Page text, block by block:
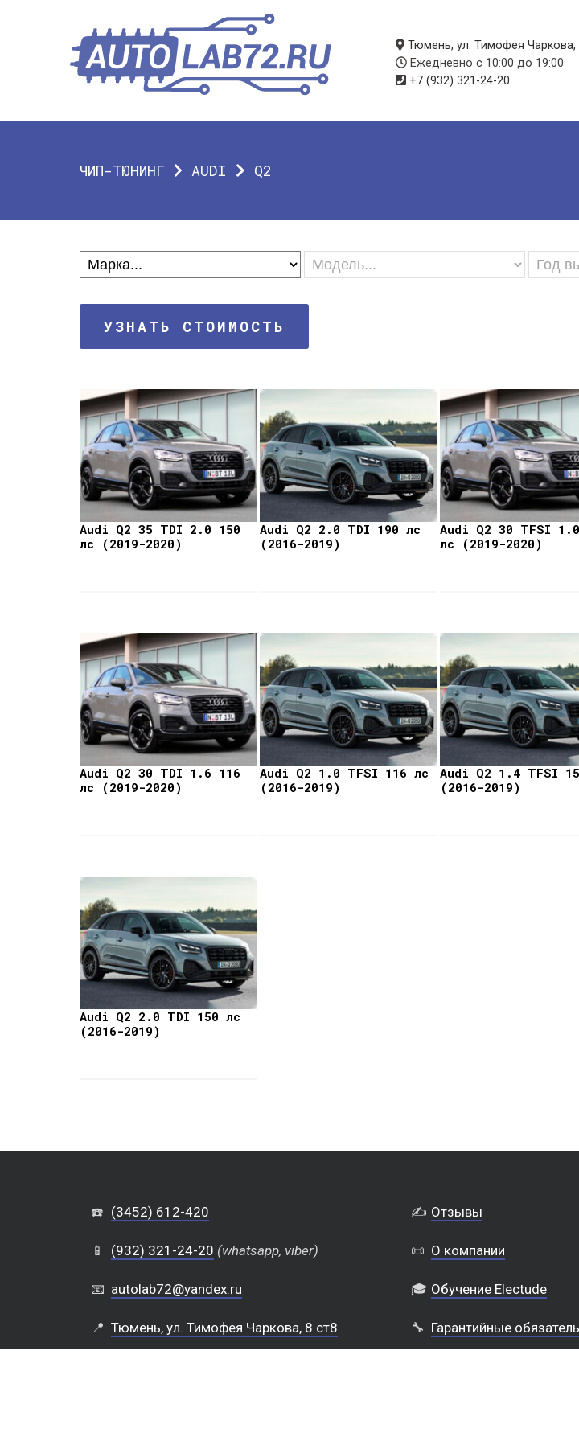
Тюмень, ул. Тимофея Чаркова,
Ежедневно с 10:00 до 19:00
+7 (932) 321-24-20
ЧИП-ТЮНИНГ AUDI Q2
УЗНАТЬ СТОИМОСТЬ
Audi Q2 35 TDI 2.0 150
лс (2019-2020)
Audi Q2 2.0 TDI 190 лс
(2016-2019)
Audi Q2 30 TFSI
лс (2019-2020)
Audi Q2 30 TDI 1.6 116
лс (2019-2020)
Audi Q2 1.0 TFSI 116 лс
(2016-2019)
Audi Q2 1.4 TFSI
(2016-2019)
Audi Q2 2.0 TDI 150 лс
(2016-2019)
☎️ (3452) 612-420
📱 (932) 321-24-20 (whatsapp, viber)
📧 autolab72@yandex.ru
📍 Тюмень, ул. Тимофея Чаркова, 8 ст8
✍️ Отзывы
📜 О компании
🎓 Обучение Electude
🔧 Гарантийные